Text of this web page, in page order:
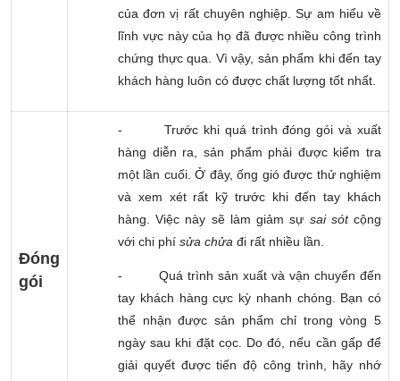
của đơn vị rất chuyên nghiệp. Sự am hiểu về
lĩnh vực này của họ đã được nhiều công trình
chứng thực qua. Vì vậy, sản phẩm khi đến tay
khách hàng luôn có được chất lượng tốt nhất.
Đóng
gói
-
Trước khi quá trình đóng gói và xuất
hàng diễn ra, sản phẩm phải được kiểm tra
một lần cuối. Ở đây, ống gió được thử nghiệm
và xem xét rất kỹ trước khi đến tay khách
hàng. Việc này sẽ làm giảm sự sai sótcộng
với chi phí sửa chửa đi rất nhiều lần.
-
Quá trình sản xuất và vận chuyển đến
tay khách hàng cực kỳ nhanh chóng. Bạn có
thể nhận được sản phẩm chỉ trong vòng 5
ngày sau khi đặt cọc. Do đó, nếu cần gấp để
giải quyết được tiến độ công trình, hãy nhớ